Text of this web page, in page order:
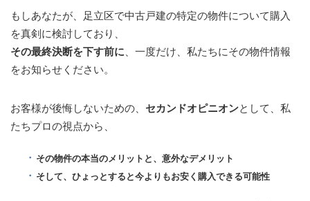
もしあなたが、足立区で中古戸建の特定の物件について購入
を真剣に検討しており、
その最終決断を下す前に 、一度だけ、私たちにその物件情報
をお知らせください。
お客様が後悔しないための、 セカンドオピニオンとして、私
たちプロの視点から、
その物件の本当のメリットと、意外なデメリット
そして、ひょっとすると今よりもお安く購入できる可能性